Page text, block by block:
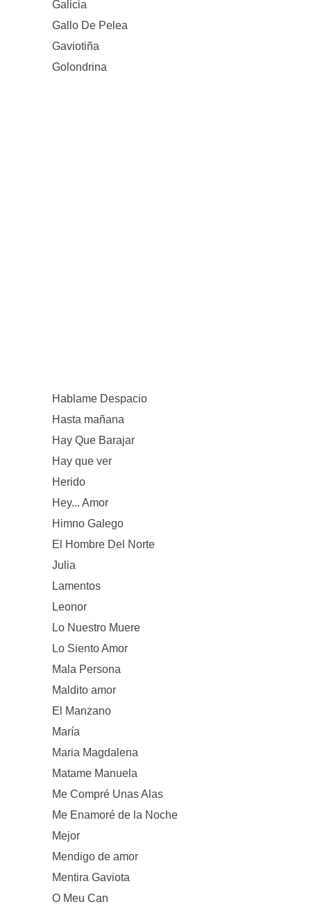
Galicia
Gallo De Pelea
Gaviotiña
Golondrina
Hablame Despacio
Hasta mañana
Hay Que Barajar
Hay que ver
Herido
Hey... Amor
Himno Galego
El Hombre Del Norte
Julia
Lamentos
Leonor
Lo Nuestro Muere
Lo Siento Amor
Mala Persona
Maldito amor
El Manzano
María
Maria Magdalena
Matame Manuela
Me Compré Unas Alas
Me Enamoré de la Noche
Mejor
Mendigo de amor
Mentira Gaviota
O Meu Can